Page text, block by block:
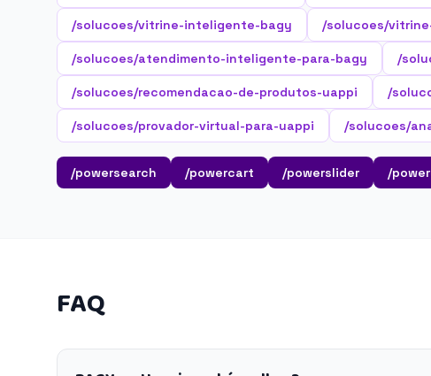
/solucoes/vitrine-inteligente-bagy /solucoes/
/solucoes/atendimento-inteligente-para-bagy /
/solucoes/recomendacao-de-produtos-uappi /
/solucoes/provador-virtual-para-uappi /solucoes/
/powersearch /powercart /powerslider /
FAQ